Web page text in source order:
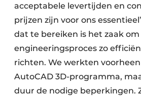
acceptabele levertijden en
prijzen zijn voor ons
dat te bereiken is het zaak
engineeringsproces zo
richten. We werkten
AutoCAD 3D-programma,
duur de nodige beperkingen.